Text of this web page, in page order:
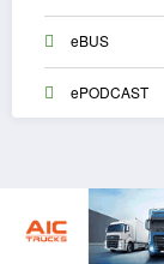
eBUS
ePODCAST